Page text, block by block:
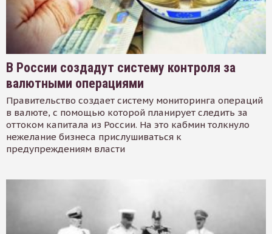
В России создадут систему контроля за
валютными операциями
Правительство создает систему мониторинга операций
в валюте, с помощью которой планирует следить за
оттоком капитала из России. На это кабмин толкнуло
нежелание бизнеса прислушиваться к
предупреждениям власти